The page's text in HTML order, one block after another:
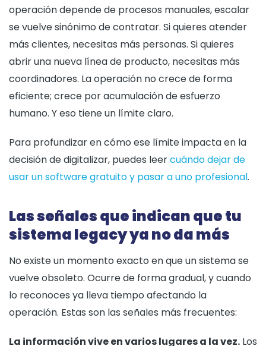
operación depende de procesos manuales, escalar
se vuelve sinónimo de contratar. Si quieres atender
más clientes, necesitas más personas. Si quieres
abrir una nueva línea de producto, necesitas más
coordinadores. La operación no crece de forma
eficiente; crece por acumulación de esfuerzo
humano. Y eso tiene un límite claro.
Para profundizar en cómo ese límite impacta en la
decisión de digitalizar, puedes leercuándo dejar de
usar un software gratuito y pasar a uno profesional.
Las señales que indican que tu
sistema legacy ya no da más
No existe un momento exacto en que un sistema se
vuelve obsoleto. Ocurre de forma gradual, y cuando
lo reconoces ya lleva tiempo afectando la
operación. Estas son las señales más frecuentes:
La información vive en varios lugares a la vez. Los